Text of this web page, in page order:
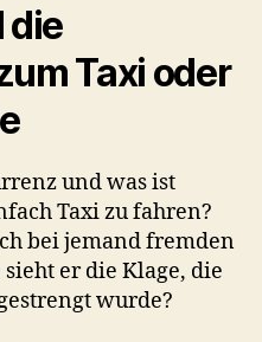
die
Taxi oder
und was ist
Taxi zu fahren?
bei jemand fremden
er die Klage, die
wurde?